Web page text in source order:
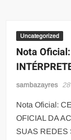
rei
de
bateria
da
Uncategorized
Nota
sambazayres
Nota Oficial:
OFICIAL DA
SUAS REDES